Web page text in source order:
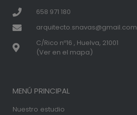
658 971 180
arquitecto.snavas@gmail.com
C/Rico nº16 , Huelva, 21001
(Ver en el mapa)
MENÚ PRINCIPAL
Nuestro estudio